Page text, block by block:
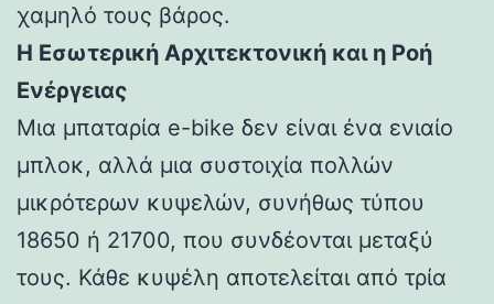
χαμηλό τους βάρος.
Η Εσωτερική Αρχιτεκτονική και η Ροή
Ενέργειας
Μια μπαταρία e-bike δεν είναι ένα ενιαίο
μπλοκ, αλλά μια συστοιχία πολλών
μικρότερων κυψελών, συνήθως τύπου
18650 ή 21700, που συνδέονται μεταξύ
τους. Κάθε κυψέλη αποτελείται από τρία